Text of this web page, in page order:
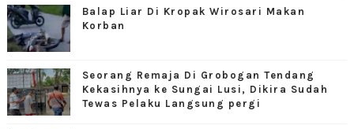
Balap Liar Di Kropak Wirosari Makan
Korban
Seorang Remaja Di Grobogan Tendang
Kekasihnya ke Sungai Lusi, Dikira Sudah
Tewas Pelaku Langsung pergi